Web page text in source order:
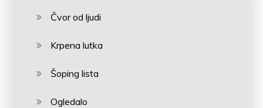
Čvor od ljudi
Krpena lutka
Šoping lista
Ogledalo